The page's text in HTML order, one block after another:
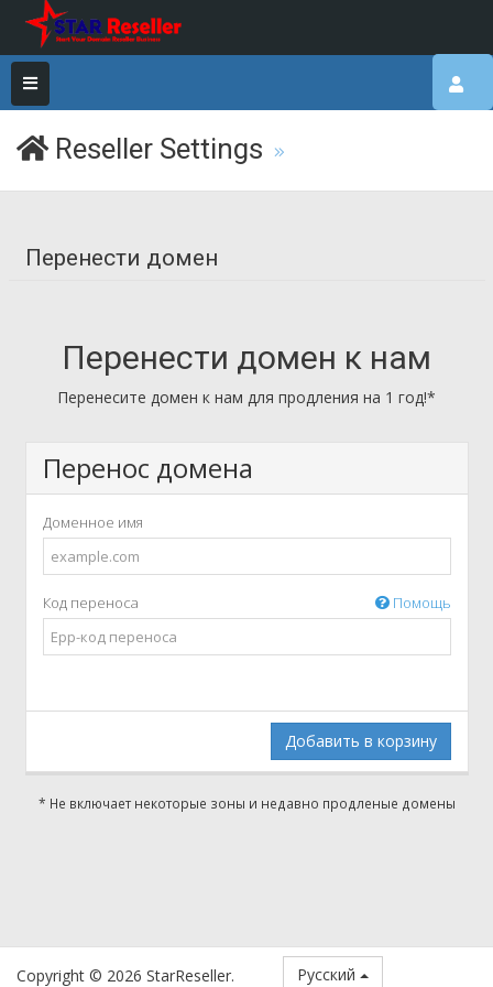
Reseller Settings
Перенести домен
Перенести домен к нам
Перенесите домен к нам для продления на 1 год!*
Перенос домена
Доменное имя
Код переноса Помощь
Добавить в корзину
* Не включает некоторые зоны и недавно продленые домены
Copyright © 2026 StarReseller. Русский